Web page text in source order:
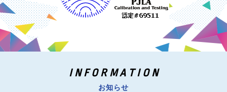
INFORMATION
お知らせ